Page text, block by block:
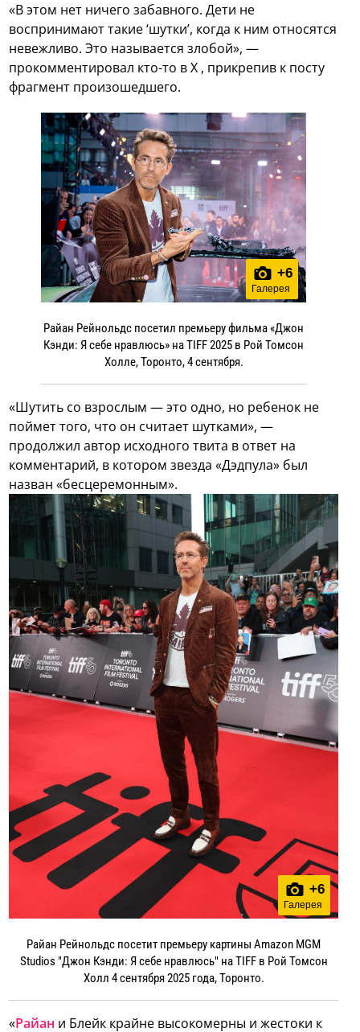
«В этом нет ничего забавного. Дети не
воспринимают такие ‘шутки’, когда к ним относятся
невежливо. Это называется злобой», —
прокомментировал кто-то в X , прикрепив к посту
фрагмент произошедшего.
+6
Галерея
Райан Рейнольдс посетил премьеру фильма «Джон
Кэнди: Я себе нравлюсь» на TIFF 2025 в Рой Томсон
Холле, Торонто, 4 сентября.
«Шутить со взрослым — это одно, но ребенок не
поймет того, что он считает шутками», —
продолжил автор исходного твита в ответ на
комментарий, в котором звезда «Дэдпула» был
назван «бесцеремонным».
+6
Галерея
Райан Рейнольдс посетит премьеру картины Amazon MGM
Studios "Джон Кэнди: Я себе нравлюсь" на TIFF в Рой Томсон
Холл 4 сентября 2025 года, Торонто.
«Райан и Блейк крайне высокомерны и жестоки к